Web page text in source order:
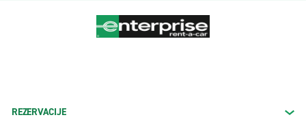
REZERVACIJE